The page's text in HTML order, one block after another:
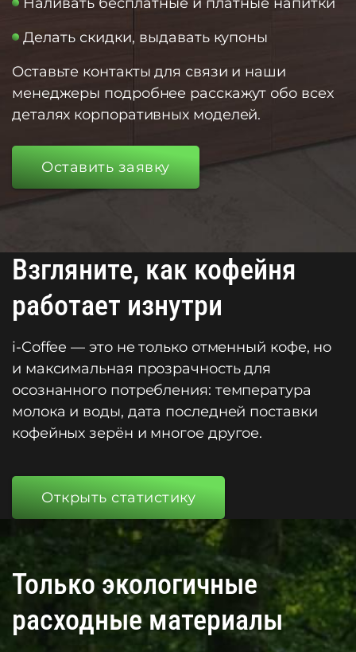
Делать скидки, выдавать купоны
Оставьте контакты для связи и наши
менеджеры подробнее расскажут обо всех
деталях корпоративных моделей.
Оставить заявку
Взгляните, как кофейня
работает изнутри
i-Coffee — это не только отменный кофе, но
и максимальная прозрачность для
осознанного потребления: температура
молока и воды, дата последней поставки
кофейных зерён и многое другое.
Открыть статистику
Только экологичные
расходные материалы